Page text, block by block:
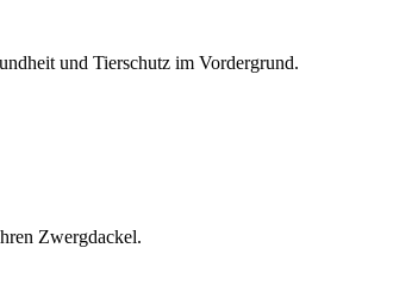
und Tierschutz im Vordergrund.
Zwergdackel.